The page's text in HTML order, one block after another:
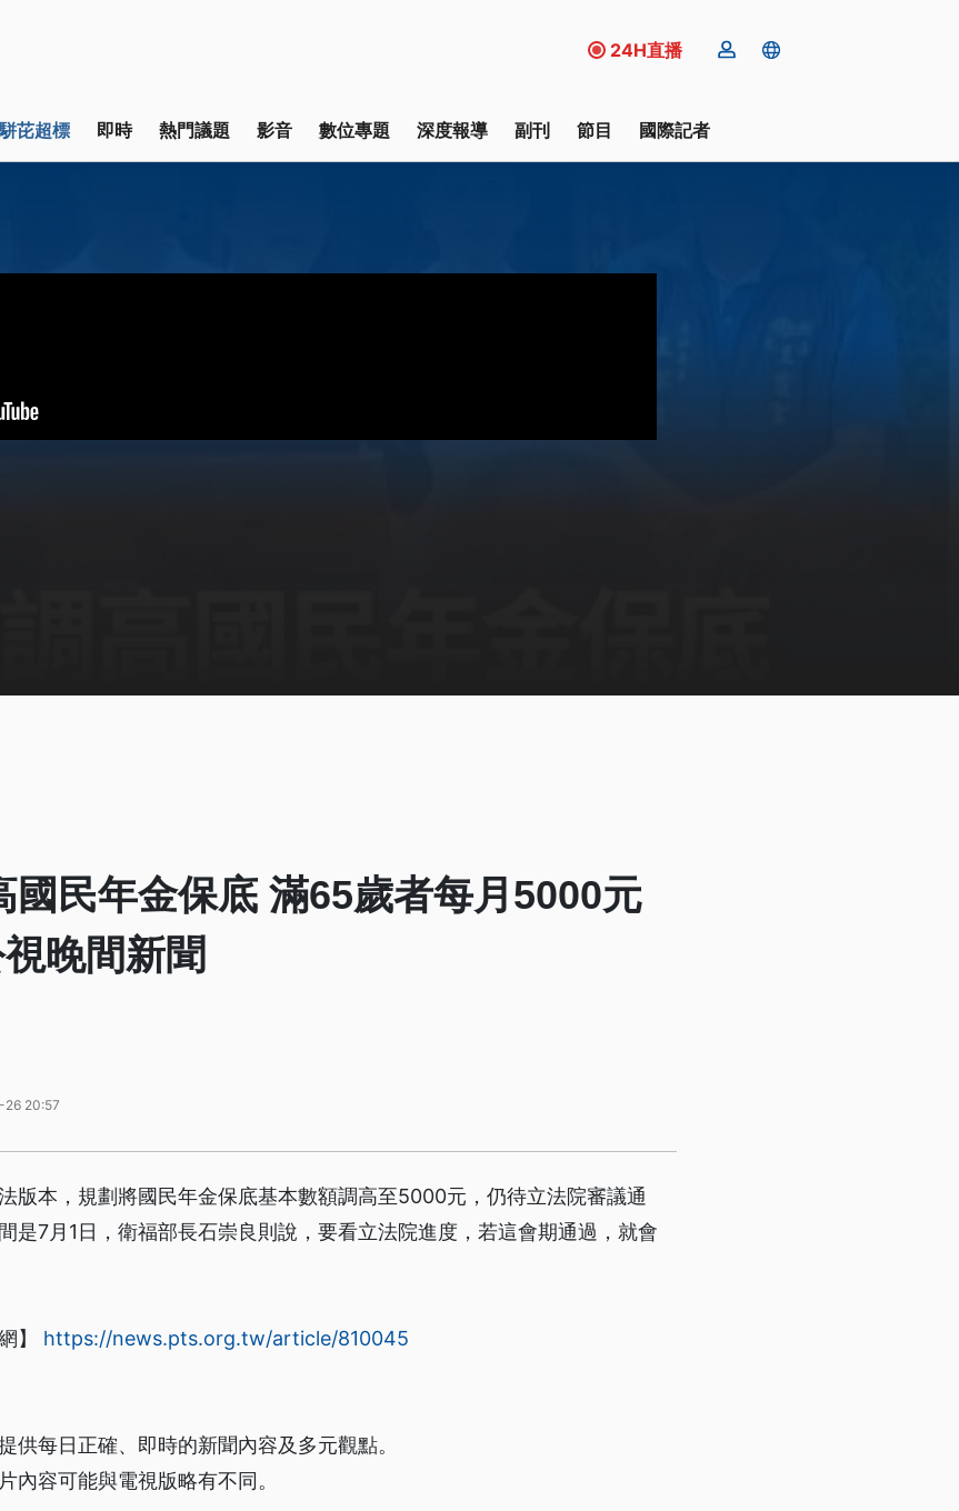
24H直播
芘超標 即時 熱門議題 影音 數位專題 深度報導 副刊 節目 國際記者
國民年金保底 滿65歲者每月5000元
視晚間新聞
20:57
版本，規劃將國民年金保底基本數額調高至5000元，仍待立法院審議通
是7月1日，衛福部長石崇良則說，要看立法院進度，若這會期通過，就會
】 https://news.pts.org.tw/article/810045
供每日正確、即時的新聞內容及多元觀點。
內容可能與電視版略有不同。